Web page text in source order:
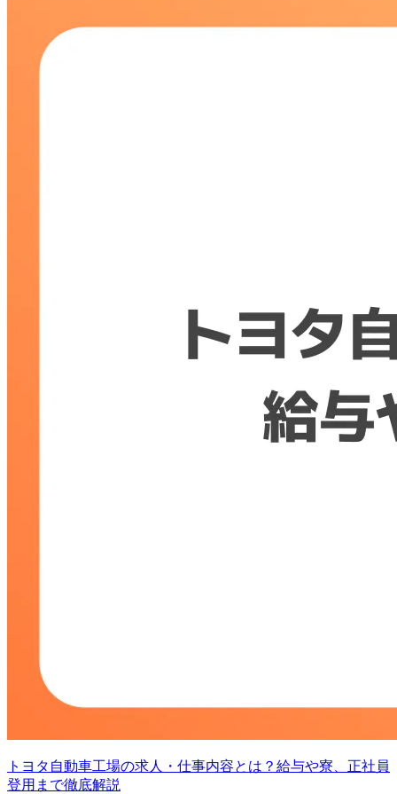
トヨタ自動車工場の求人・仕事内容とは？給与や寮、正社員
登用まで徹底解説